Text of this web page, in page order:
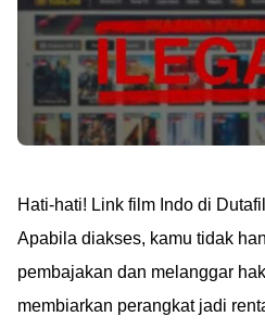
Hati-hati! Link film Indo di
Apabila diakses, kamu tidak
pembajakan dan melanggar
membiarkan perangkat jadi